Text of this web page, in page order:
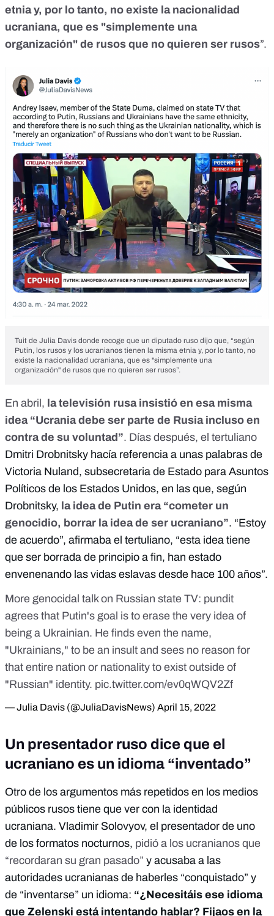
etnia y, por lo tanto, no existe la nacionalidad
ucraniana, que es "simplemente una
organización" de rusos que no quieren ser rusos”.
Tuit de Julia Davis donde recoge que un diputado ruso dijo que, “según
Putin, los rusos y los ucranianos tienen la misma etnia y, por lo tanto, no
existe la nacionalidad ucraniana, que es "simplemente una
organización" de rusos que no quieren ser rusos”.
En abril, la televisión rusa insistió en esa misma
idea “Ucrania debe ser parte de Rusia incluso en
contra de su voluntad”. Días después, el tertuliano
Dmitri Drobnitsky hacía referencia a unas palabras de
Victoria Nuland, subsecretaria de Estado para Asuntos
Políticos de los Estados Unidos, en las que, según
Drobnitsky, la idea de Putin era “cometer un
genocidio, borrar la idea de ser ucraniano”. “Estoy
de acuerdo”, afirmaba el tertuliano, “esta idea tiene
que ser borrada de principio a fin, han estado
envenenando las vidas eslavas desde hace 100 años”.
More genocidal talk on Russian state TV: pundit
agrees that Putin's goal is to erase the very idea of
being a Ukrainian. He finds even the name,
"Ukrainians," to be an insult and sees no reason for
that entire nation or nationality to exist outside of
"Russian" identity. pic.twitter.com/ev0qWQV2Zf
— Julia Davis (@JuliaDavisNews) April 15, 2022
Un presentador ruso dice que el
ucraniano es un idioma “inventado”
Otro de los argumentos más repetidos en los medios
públicos rusos tiene que ver con la identidad
ucraniana. Vladimir Solovyov, el presentador de uno
de los formatos nocturnos, pidió a los ucranianos que
“recordaran su gran pasado” y acusaba a las
autoridades ucranianas de haberles “conquistado” y
de “inventarse” un idioma: “¿Necesitáis ese idioma
que Zelenski está intentando hablar? Fijaos en la